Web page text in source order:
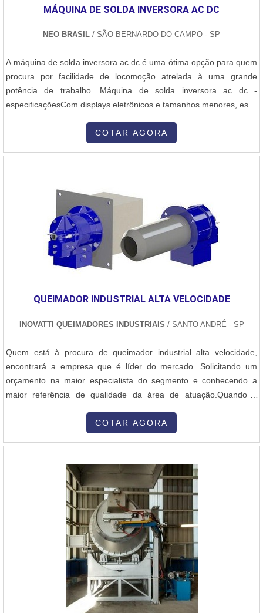
MÁQUINA DE SOLDA INVERSORA AC DC
NEO BRASIL / SÃO BERNARDO DO CAMPO - SP
A máquina de solda inversora ac dc é uma ótima opção para quem
procura por facilidade de locomoção atrelada à uma grande
potência de trabalho. Máquina de solda inversora ac dc -
especificaçõesCom displays eletrônicos e tamanhos menores, essa
como telhados e locais estreitos. Essas máquinas possuem as
COTAR AGORA
QUEIMADOR INDUSTRIAL ALTA VELOCIDADE
INOVATTI QUEIMADORES INDUSTRIAIS / SANTO ANDRÉ - SP
Quem está à procura de queimador industrial alta velocidade,
encontrará a empresa que é líder do mercado. Solicitando um
orçamento na maior especialista do segmento e conhecendo a
maior referência de qualidade da área de atuação.Quando a
colaboradores da Inovatti Queimadores Industriais o cliente
encontrará ótima qualidade com atendimento a indústrias de
COTAR AGORA